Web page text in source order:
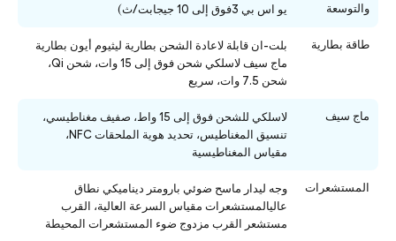
والتوسعة
يو اس بي 3فوق إلى 10 جيجابت/ث)
طاقة بطارية
بلت-ان قابلة لاعادة الشحن بطارية ليثيوم أيون بطارية
ماج سيف لاسلكي شحن فوق إلى 15 وات، شحن Qi،
شحن 7.5 وات، سريع
ماج سيف
لاسلكي للشحن فوق إلى 15 واط، صفيف مغناطيسي،
تنسيق المغناطيس، تحديد هوية الملحقات NFC،
مقياس المغناطيسية
المستشعرات
وجه ليدار ماسح ضوئي بارومتر ديناميكي نطاق
عاليالمستشعرات مقياس السرعة العالية، القرب
مستشعر القرب مزدوج ضوء المستشعرات المحيطة